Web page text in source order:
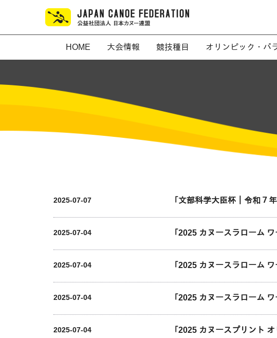
HOME 大会情報 競技種目 オリンピック・パ
2025-07-07 「文部科学大臣杯｜令和７
2025-07-04 「2025 カヌースラローム
2025-07-04 「2025 カヌースラローム
2025-07-04 「2025 カヌースラローム
2025-07-04 「2025 カヌースプリント